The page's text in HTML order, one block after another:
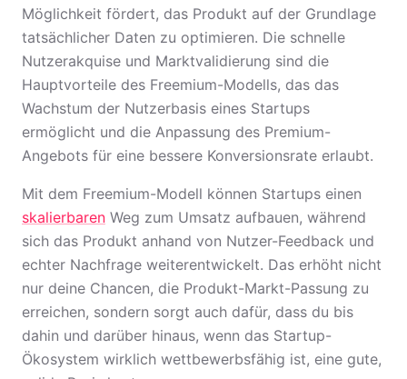
Möglichkeit fördert, das Produkt auf der Grundlage
tatsächlicher Daten zu optimieren. Die schnelle
Nutzerakquise und Marktvalidierung sind die
Hauptvorteile des Freemium-Modells, das das
Wachstum der Nutzerbasis eines Startups
ermöglicht und die Anpassung des Premium-
Angebots für eine bessere Konversionsrate erlaubt.
Mit dem Freemium-Modell können Startups einen
skalierbaren Weg zum Umsatz aufbauen, während
sich das Produkt anhand von Nutzer-Feedback und
echter Nachfrage weiterentwickelt. Das erhöht nicht
nur deine Chancen, die Produkt-Markt-Passung zu
erreichen, sondern sorgt auch dafür, dass du bis
dahin und darüber hinaus, wenn das Startup-
Ökosystem wirklich wettbewerbsfähig ist, eine gute,